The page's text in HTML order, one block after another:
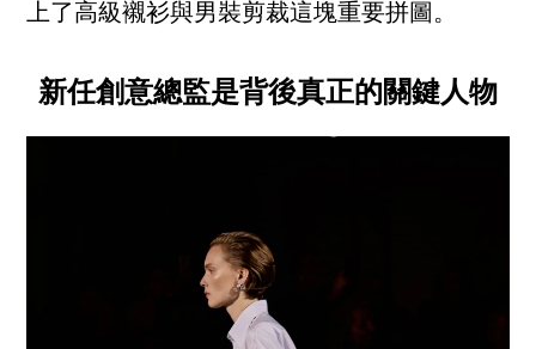
上了高級襯衫與男裝剪裁這塊重要拼圖。
新任創意總監是背後真正的關鍵人物